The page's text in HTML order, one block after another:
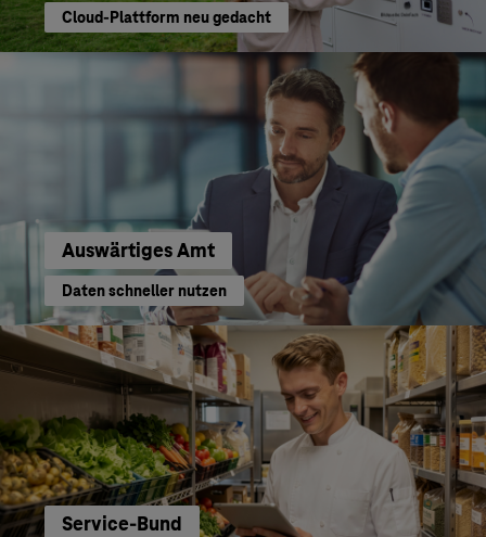
Cloud-Plattform neu gedacht
Auswärtiges Amt
Daten schneller nutzen
Service-Bund